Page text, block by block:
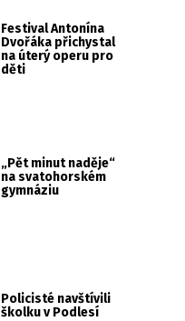
Festival Antonína
Dvořáka přichystal
na úterý operu pro
děti
„Pět minut naděje“
na svatohorském
gymnáziu
Policisté navštívili
školku v Podlesí